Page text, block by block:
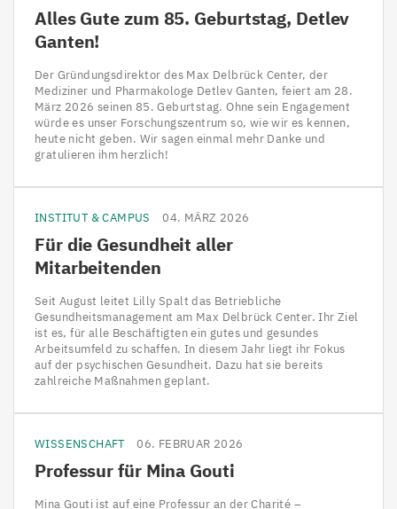
Alles Gute zum 85. Geburtstag, Detlev
Ganten!
Der Gründungsdirektor des Max Delbrück Center, der
Mediziner und Pharmakologe Detlev Ganten, feiert am 28.
März 2026 seinen 85. Geburtstag. Ohne sein Engagement
würde es unser Forschungszentrum so, wie wir es kennen,
heute nicht geben. Wir sagen einmal mehr Danke und
gratulieren ihm herzlich!
INSTITUT & CAMPUS 04. MÄRZ 2026
Für die Gesundheit aller
Mitarbeitenden
Seit August leitet Lilly Spalt das Betriebliche
Gesundheitsmanagement am Max Delbrück Center. Ihr Ziel
ist es, für alle Beschäftigten ein gutes und gesundes
Arbeitsumfeld zu schaffen. In diesem Jahr liegt ihr Fokus
auf der psychischen Gesundheit. Dazu hat sie bereits
zahlreiche Maßnahmen geplant.
WISSENSCHAFT 06. FEBRUAR 2026
Professur für Mina Gouti
Mina Gouti ist auf eine Professur an der Charité –